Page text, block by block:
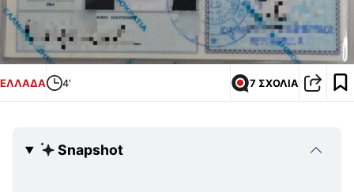
ΕΛΛΑΔΑ 4' 7 ΣΧΟΛΙΑ
Snapshot